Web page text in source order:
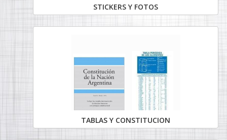
STICKERS Y FOTOS
TABLAS Y CONSTITUCION